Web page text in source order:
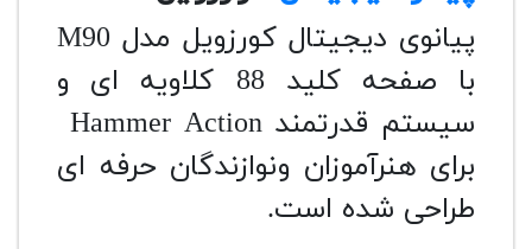
پیانوی دیجیتال کورزویل مدل M90
با صفحه کلید 88 کلاویه ای و
برای هنرآموزان ونوازندگان حرفه ای
طراحی شده است.